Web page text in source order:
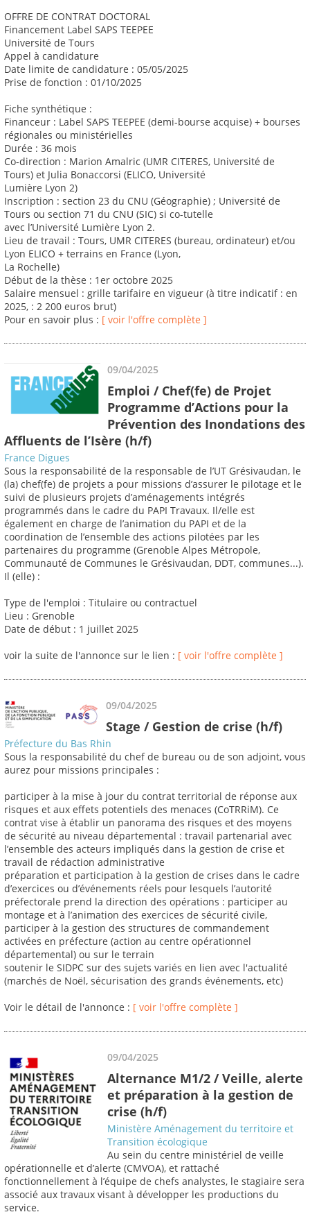
OFFRE DE CONTRAT DOCTORAL
Financement Label SAPS TEEPEE
Université de Tours
Appel à candidature
Date limite de candidature : 05/05/2025
Prise de fonction : 01/10/2025
Fiche synthétique :
Financeur : Label SAPS TEEPEE (demi-bourse acquise) + bourses
régionales ou ministérielles
Durée : 36 mois
Co-direction : Marion Amalric (UMR CITERES, Université de
Tours) et Julia Bonaccorsi (ELICO, Université
Lumière Lyon 2)
Inscription : section 23 du CNU (Géographie) ; Université de
Tours ou section 71 du CNU (SIC) si co-tutelle
avec l’Université Lumière Lyon 2.
Lieu de travail : Tours, UMR CITERES (bureau, ordinateur) et/ou
Lyon ELICO + terrains en France (Lyon,
La Rochelle)
Début de la thèse : 1er octobre 2025
Salaire mensuel : grille tarifaire en vigueur (à titre indicatif : en
2025, : 2 200 euros brut)
Pour en savoir plus : [ voir l'offre complète ]
09/04/2025
Emploi / Chef(fe) de Projet
Programme d’Actions pour la
Prévention des Inondations des
Affluents de l’Isère (h/f)
France Digues
Sous la responsabilité de la responsable de l’UT Grésivaudan, le
(la) chef(fe) de projets a pour missions d’assurer le pilotage et le
suivi de plusieurs projets d’aménagements intégrés
programmés dans le cadre du PAPI Travaux. Il/elle est
également en charge de l’animation du PAPI et de la
coordination de l’ensemble des actions pilotées par les
partenaires du programme (Grenoble Alpes Métropole,
Communauté de Communes le Grésivaudan, DDT, communes...).
Il (elle) :
Type de l'emploi : Titulaire ou contractuel
Lieu : Grenoble
Date de début : 1 juillet 2025
voir la suite de l'annonce sur le lien : [ voir l'offre complète ]
09/04/2025
Stage / Gestion de crise (h/f)
Préfecture du Bas Rhin
Sous la responsabilité du chef de bureau ou de son adjoint, vous
aurez pour missions principales :
participer à la mise à jour du contrat territorial de réponse aux
risques et aux effets potentiels des menaces (CoTRRiM). Ce
contrat vise à établir un panorama des risques et des moyens
de sécurité au niveau départemental : travail partenarial avec
l’ensemble des acteurs impliqués dans la gestion de crise et
travail de rédaction administrative
préparation et participation à la gestion de crises dans le cadre
d’exercices ou d’événements réels pour lesquels l’autorité
préfectorale prend la direction des opérations : participer au
montage et à l’animation des exercices de sécurité civile,
participer à la gestion des structures de commandement
activées en préfecture (action au centre opérationnel
départemental) ou sur le terrain
soutenir le SIDPC sur des sujets variés en lien avec l'actualité
(marchés de Noël, sécurisation des grands événements, etc)
Voir le détail de l'annonce : [ voir l'offre complète ]
09/04/2025
Alternance M1/2 / Veille, alerte
et préparation à la gestion de
crise (h/f)
Ministère Aménagement du territoire et
Transition écologique
Au sein du centre ministériel de veille
opérationnelle et d’alerte (CMVOA), et rattaché
fonctionnellement à l’équipe de chefs analystes, le stagiaire sera
associé aux travaux visant à développer les productions du
service.